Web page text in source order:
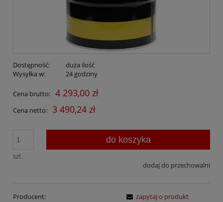
Dostępność:
duża ilość
Wysyłka w:
24 godziny
Cena brutto: 4 293,00 zł
Cena netto: 3 490,24 zł
szt.
do koszyka
dodaj do przechowalni
Producent: zapytaj o produkt